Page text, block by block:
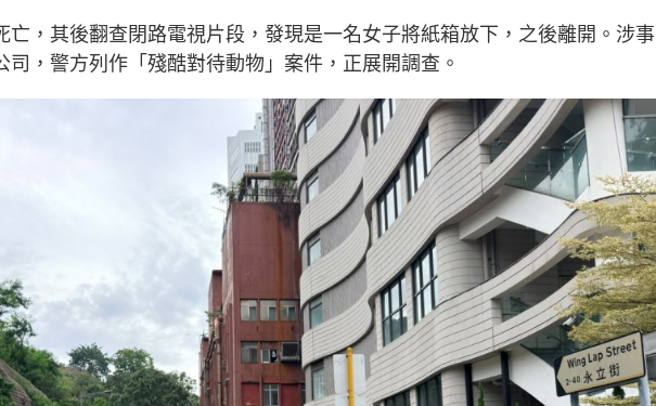
亡，其後翻查閉路電視片段，發現是一名女子將紙箱放下，之後離開。涉事
司，警方列作「殘酷對待動物」案件，正展開調查。